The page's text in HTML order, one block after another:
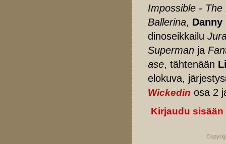
Impossible - The
Ballerina, Danny
dinoseikkailu
Superman ja
ase, tähtenään
elokuva,
Wickedin osa 2
Kirjaudu sisään